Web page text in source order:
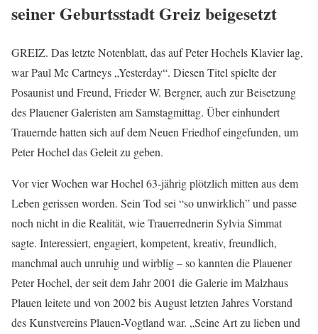
seiner Geburtsstadt Greiz beigesetzt
GREIZ. Das letzte Notenblatt, das auf Peter Hochels Klavier lag,
war Paul Mc Cartneys „Yesterday“. Diesen Titel spielte der
Posaunist und Freund, Frieder W. Bergner, auch zur Beisetzung
des Plauener Galeristen am Samstagmittag. Über einhundert
Trauernde hatten sich auf dem Neuen Friedhof eingefunden, um
Peter Hochel das Geleit zu geben.
Vor vier Wochen war Hochel 63-jährig plötzlich mitten aus dem
Leben gerissen worden. Sein Tod sei “so unwirklich” und passe
noch nicht in die Realität, wie Trauerrednerin Sylvia Simmat
sagte. Interessiert, engagiert, kompetent, kreativ, freundlich,
manchmal auch unruhig und wirblig – so kannten die Plauener
Peter Hochel, der seit dem Jahr 2001 die Galerie im Malzhaus
Plauen leitete und von 2002 bis August letzten Jahres Vorstand
des Kunstvereins Plauen-Vogtland war. „Seine Art zu lieben und